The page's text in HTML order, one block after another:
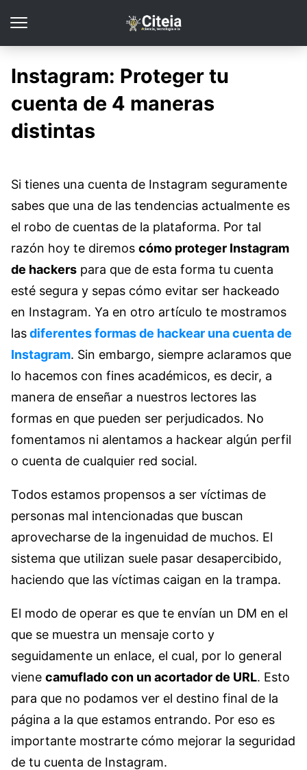
Instagram: Proteger tu
cuenta de 4 maneras
distintas
Si tienes una cuenta de Instagram seguramente
sabes que una de las tendencias actualmente es
el robo de cuentas de la plataforma. Por tal
razón hoy te diremos cómo proteger Instagram
de hackers para que de esta forma tu cuenta
esté segura y sepas cómo evitar ser hackeado
en Instagram. Ya en otro artículo te mostramos
lasdiferentes formas de hackear una cuenta de
Instagram. Sin embargo, siempre aclaramos que
lo hacemos con fines académicos, es decir, a
manera de enseñar a nuestros lectores las
formas en que pueden ser perjudicados. No
fomentamos ni alentamos a hackear algún perfil
o cuenta de cualquier red social.
Todos estamos propensos a ser víctimas de
personas mal intencionadas que buscan
aprovecharse de la ingenuidad de muchos. El
sistema que utilizan suele pasar desapercibido,
haciendo que las víctimas caigan en la trampa.
El modo de operar es que te envían un DM en el
que se muestra un mensaje corto y
seguidamente un enlace, el cual, por lo general
viene camuflado con un acortador de URL. Esto
para que no podamos ver el destino final de la
página a la que estamos entrando. Por eso es
importante mostrarte cómo mejorar la seguridad
de tu cuenta de Instagram.